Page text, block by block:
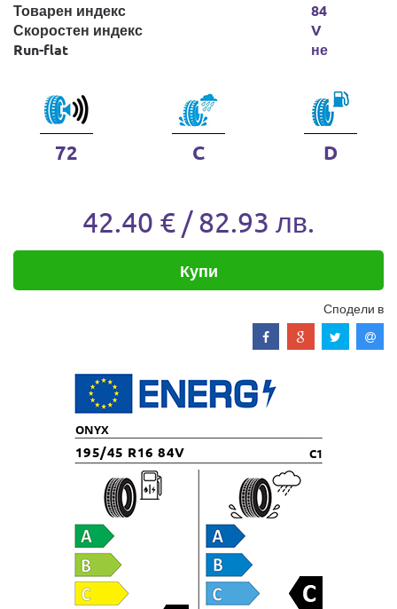
Товарен индекс
Скоростен индекс
Run-flat
84
V
не
72 C D
42.40 € / 82.93 лв.
Купи
Сподели в
ONYX
195/45 R16 84V C1